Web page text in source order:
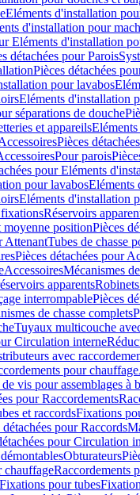
Eléments d'installation
d'installation pour
Eléments d'installation
détachées pour Parois
Pièces détachées
pour lavabos
Eléments d'installation
séparations de douche
et appareils
Pièces
Pour parois
pour Eléments
pour lavabosEléments
Eléments d'installation
fixationsRéservoirs
moyenne positionPièces
AttenantTubes de chasse
Pièces détachées pour
AccessoiresMécanismes
apparents
interrompablePièces
de chasse complets
Tuyaux multicouche
Circulation interne
avec
pour chauffage
de vis pour assemblages à
pour Raccordements
et raccordsFixations
détachées pour Raccords
pour Circulation
Obturateurs
chauffageRaccordements
Fixations pour tubes